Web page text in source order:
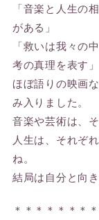
「音楽と人生の
がある」
「救いは我々の
考の真理を表す」
ほぼ語りの映画
み入りました。
音楽や芸術は、
人生は、それぞ
ね。
結局は自分と向
＊＊＊＊＊＊＊